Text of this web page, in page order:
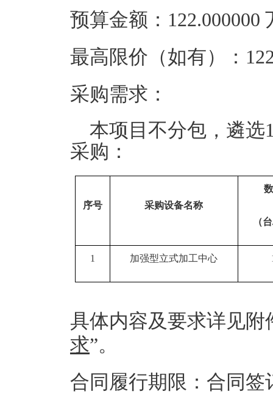
预算金额：122.000000
最高限价（如有）：
采购需求：
本项目不分包，遴选
采购：
序号 采购设备名称
（台
1 加强型立式加工中心
具体内容及要求详见附
求”。
合同履行期限：合同